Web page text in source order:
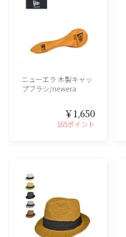
ニューエラ 木製キャッ
プブラシ/newera
￥1,650
165ポイント